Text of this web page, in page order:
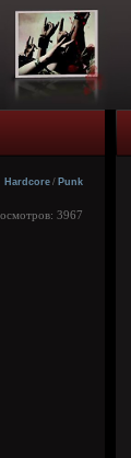
Hardcore / Punk
3967